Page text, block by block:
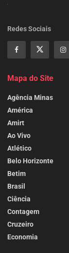
Redes Sociais
Mapa do Site
Agência Minas
América
Amirt
Ao Vivo
Atlético
Belo Horizonte
Betim
Brasil
Ciência
Contagem
Cruzeiro
Economia